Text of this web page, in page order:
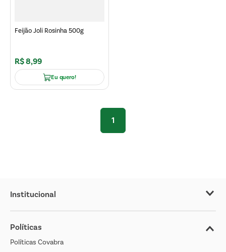
Feijão Joli Rosinha 500g
R$8,99
Eu quero!
1
Institucional
Sobre o Covabra
Nossas Lojas
Cliente Bem Estar
Políticas
Políticas Covabra